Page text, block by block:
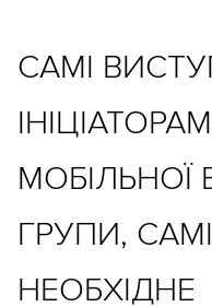
САМІ
МОБІЛЬНОЇ
ГРУПИ,
НЕОБХІДНЕ